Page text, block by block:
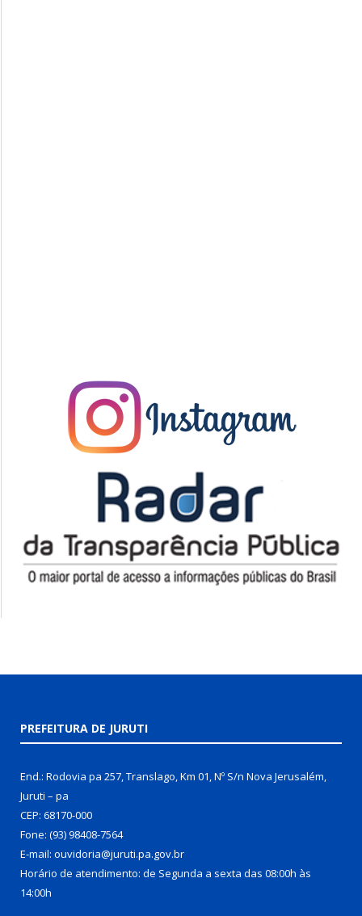
PREFEITURA DE JURUTI
End.: Rodovia pa 257, Translago, Km 01, Nº S/n Nova Jerusalém,
Juruti – pa
CEP: 68170-000
Fone: (93) 98408-7564
E-mail: ouvidoria@juruti.pa.gov.br
Horário de atendimento: de Segunda a sexta das 08:00h às
14:00h